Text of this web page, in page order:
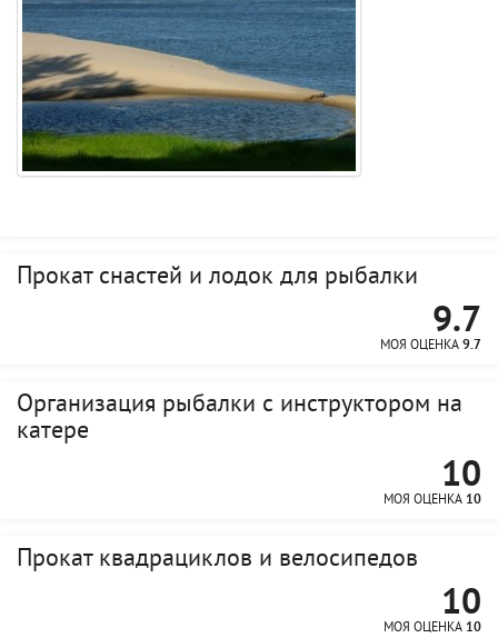
Прокат снастей и лодок для рыбалки
9.7
МОЯ ОЦЕНКА 9.7
Организация рыбалки с инструктором на
катере
10
МОЯ ОЦЕНКА 10
Прокат квадрациклов и велосипедов
10
МОЯ ОЦЕНКА 10